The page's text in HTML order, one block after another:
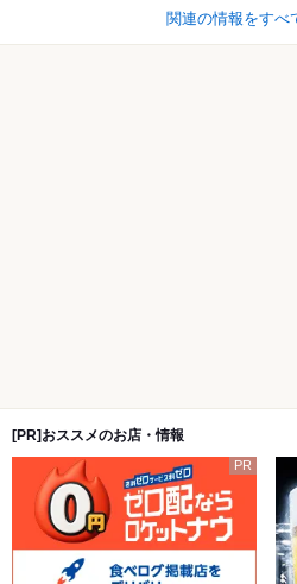
関連の情報をすべ
[PR]おススメのお店・情報
PR